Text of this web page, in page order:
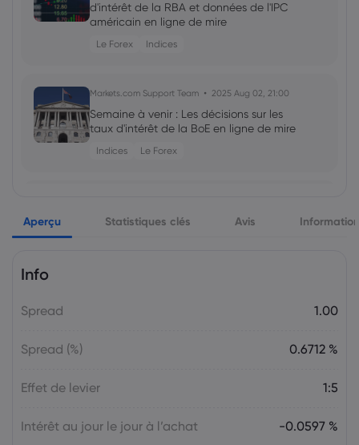
d'intérêt de la RBA et données de l'IPC
américain en ligne de mire
Le Forex Indices
Markets.com Support Team 2025 Aug 02, 21:00
Semaine à venir : Les décisions sur les
taux d'intérêt de la BoE en ligne de mire
Indices Le Forex
Semaine à venir : Les décisions sur les
La semaine à venir : Élections au Japon,
décision sur les taux d'intérêt de la BCE,
Le Forex
Aperçu Statistiques clés Avis
Info
Spread 1.00
Spread (%) 0.6712 %
Effet de levier 1:5
Intérêt au jour le jour à l’achat -0.0597 %